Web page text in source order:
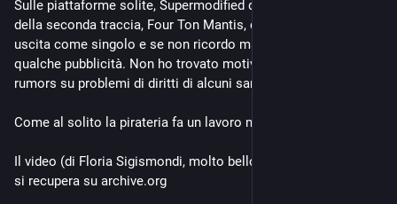
Sulle piattaforme solite, Supermodified di Amon Tobin manca
della seconda traccia, Four Ton Mantis, che all'epoca era
uscita come singolo e se non ricordo male era finita anche in
qualche pubblicità. Non ho trovato motivazioni ufficiali, solo
rumors su problemi di diritti di alcuni sample.
Come al solito la pirateria fa un lavoro migliore.
Il video (di Floria Sigismondi, molto bello, leggermente NSFW)
si recupera su archive.org